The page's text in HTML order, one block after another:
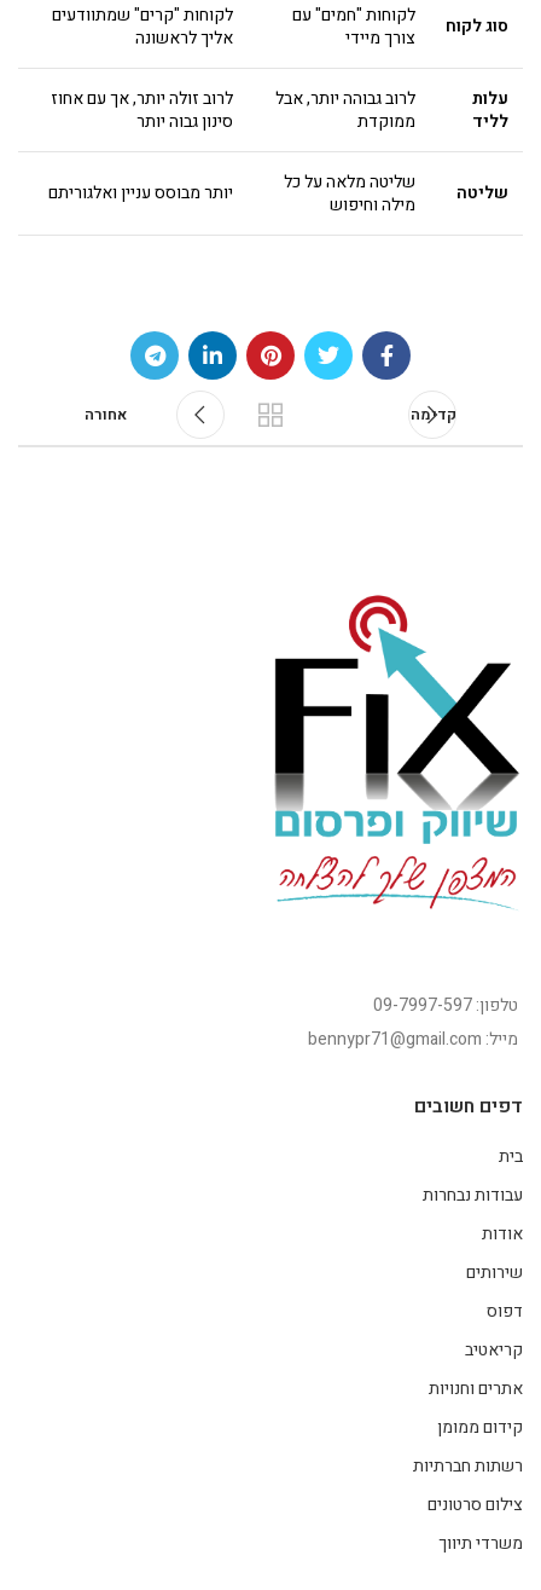
סוג לקוח
לקוחות "חמים" עם
צורך מיידי
לקוחות "קרים" שמתוודעים
אליך לראשונה
עלות
לליד
לרוב גבוהה יותר, אבל
ממוקדת
לרוב זולה יותר, אך עם אחוז
סינון גבוה יותר
שליטה
שליטה מלאה על כל
מילה וחיפוש
יותר מבוסס עניין ואלגוריתם
קדימה אחורה
טלפון: 09-7997-597
מייל: bennypr71@gmail.com
דפים חשובים
בית
עבודות נבחרות
אודות
שירותים
דפוס
קריאטיב
אתרים וחנויות
קידום ממומן
רשתות חברתיות
צילום סרטונים
משרדי תיווך